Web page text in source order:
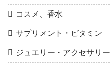
コスメ、香水
サプリメント・ビタミン
ジュエリー・アクセサリー